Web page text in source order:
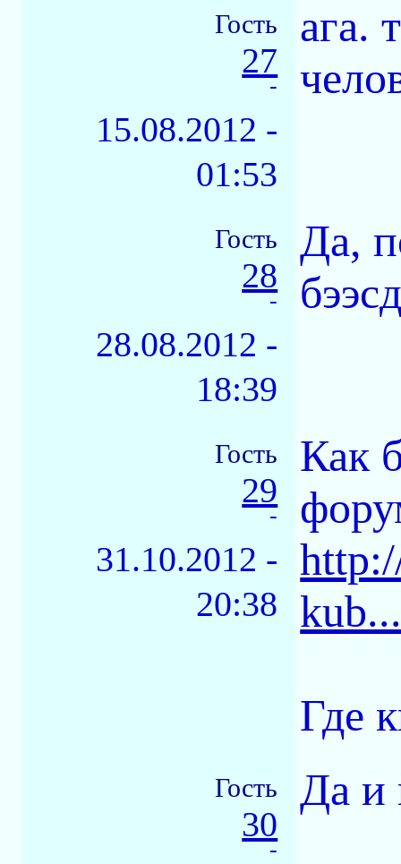
Гость
27
-
15.08.2012 -
01:53
ага.
Гость
28
-
28.08.2012 -
18:39
Да,
Гость
29
-
31.10.2012 -
20:38
Как
Где
Гость
30
-
Да и